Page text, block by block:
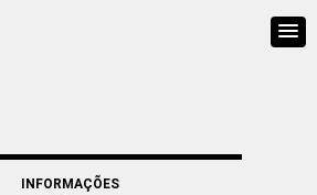
INFORMAÇÕES